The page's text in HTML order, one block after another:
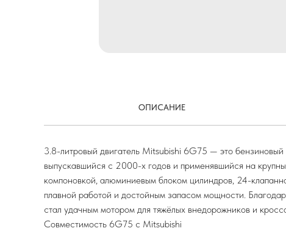
ОПИСАНИЕ
3.8-литровый двигатель Mitsubishi 6G75 — это
выпускавшийся с 2000-х годов и применявшийся на
компоновкой, алюминиевым блоком цилиндров, 24-
плавной работой и достойным запасом мощности.
стал удачным мотором для тяжёлых внедорожников и
Совместимость 6G75 с Mitsubishi